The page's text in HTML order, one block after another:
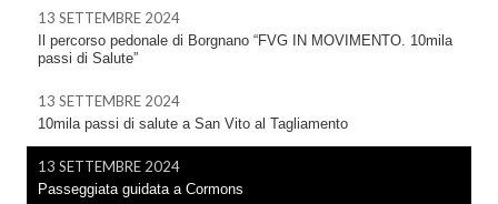
13 SETTEMBRE 2024
Il percorso pedonale di Borgnano “FVG IN MOVIMENTO. 10mila
passi di Salute”
13 SETTEMBRE 2024
10mila passi di salute a San Vito al Tagliamento
13 SETTEMBRE 2024
Passeggiata guidata a Cormons